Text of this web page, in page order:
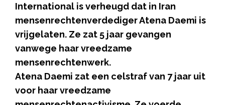
International is verheugd dat in Iran
mensenrechtenverdediger Atena Daemi is
vrijgelaten. Ze zat 5 jaar gevangen
vanwege haar vreedzame
mensenrechtenwerk.
Atena Daemi zat een celstraf van 7 jaar uit
voor haar vreedzame